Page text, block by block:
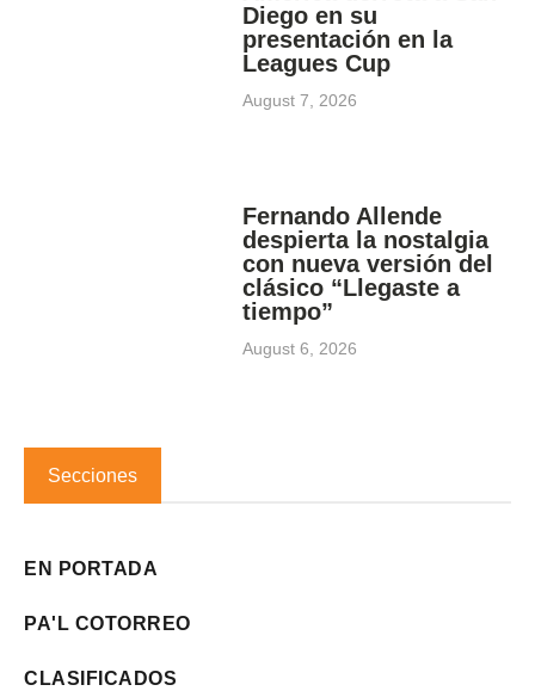
Diego en su
presentación en la
Leagues Cup
August 7, 2026
Fernando Allende
despierta la nostalgia
con nueva versión del
clásico “Llegaste a
tiempo”
August 6, 2026
Secciones
EN PORTADA
PA'L COTORREO
CLASIFICADOS